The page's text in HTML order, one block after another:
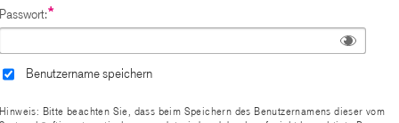
Passwort:*
Benutzername speichern
Hinweis: Bitte beachten Sie, dass beim Speichern des Benutzernamens dieser vom